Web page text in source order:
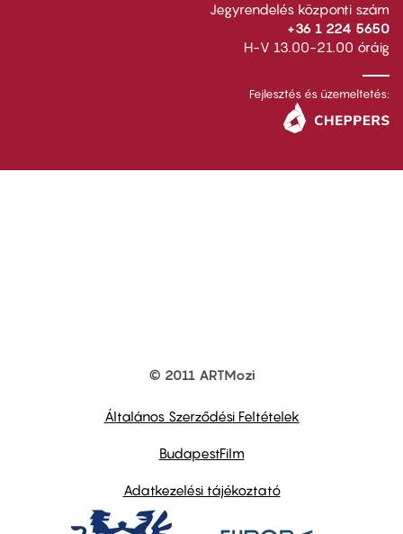
Jegyrendelés központi szám
+36 1 224 5650
H-V 13.00-21.00 óráig
Fejlesztés és üzemeltetés:
© 2011 ARTMozi
Általános Szerződési Feltételek
BudapestFilm
Adatkezelési tájékoztató